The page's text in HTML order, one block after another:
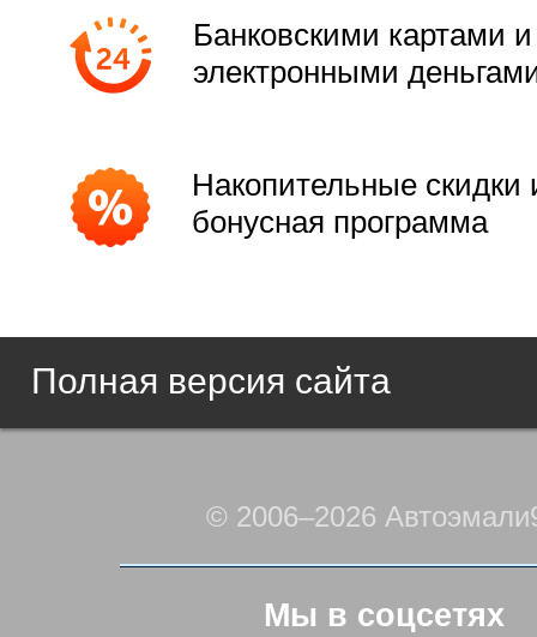
Банковскими картами и
электронными
Накопительные скидки
бонусная программа
Полная версия сайта
© 2006–2026
Мы в соцсетях